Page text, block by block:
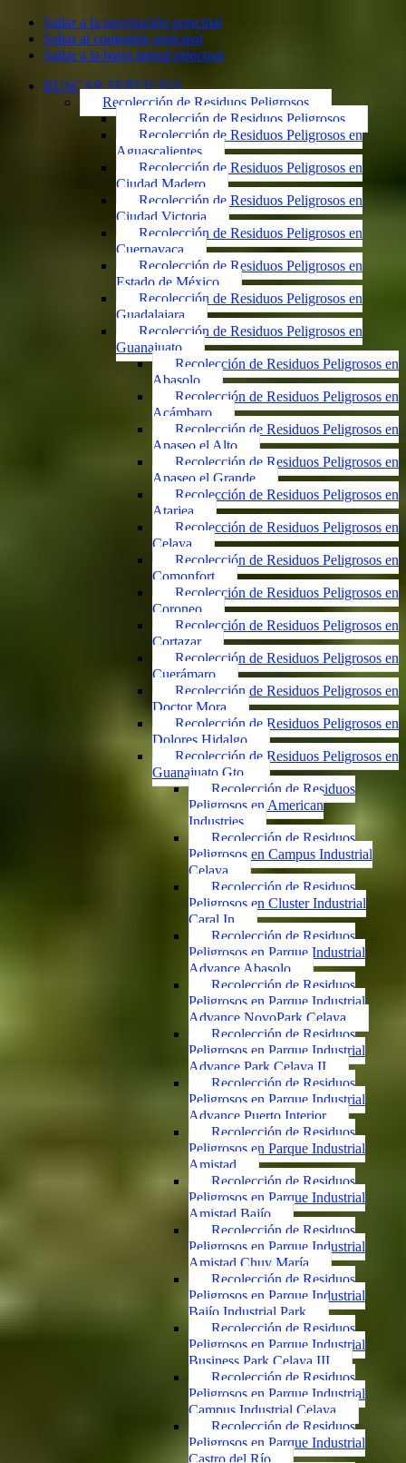
Saltar a la navegación principal
Saltar al contenido principal
Saltar a la barra lateral principal
BUSCAR SERVICIOS
Recolección de Residuos Peligrosos
Recolección de Residuos Peligrosos
Recolección de Residuos Peligrosos en
Aguascalientes
Recolección de Residuos Peligrosos en
Ciudad Madero
Recolección de Residuos Peligrosos en
Ciudad Victoria
Recolección de Residuos Peligrosos en
Cuernavaca
Recolección de Residuos Peligrosos en
Estado de México
Recolección de Residuos Peligrosos en
Guadalajara
Recolección de Residuos Peligrosos en
Guanajuato
Recolección de Residuos Peligrosos en
Abasolo
Recolección de Residuos Peligrosos en
Acámbaro
Recolección de Residuos Peligrosos en
Apaseo el Alto
Recolección de Residuos Peligrosos en
Apaseo el Grande
Recolección de Residuos Peligrosos en
Atarjea
Recolección de Residuos Peligrosos en
Celaya
Recolección de Residuos Peligrosos en
Comonfort
Recolección de Residuos Peligrosos en
Coroneo
Recolección de Residuos Peligrosos en
Cortazar
Recolección de Residuos Peligrosos en
Cuerámaro
Recolección de Residuos Peligrosos en
Doctor Mora
Recolección de Residuos Peligrosos en
Dolores Hidalgo
Recolección de Residuos Peligrosos en
Guanajuato Gto.
Recolección de Residuos
Peligrosos en American
Industries
Recolección de Residuos
Peligrosos en Campus Industrial
Celaya
Recolección de Residuos
Peligrosos en Cluster Industrial
Caral In
Recolección de Residuos
Peligrosos en Parque Industrial
Advance Abasolo
Recolección de Residuos
Peligrosos en Parque Industrial
Advance NovoPark Celaya
Recolección de Residuos
Peligrosos en Parque Industrial
Advance Park Celaya II
Recolección de Residuos
Peligrosos en Parque Industrial
Advance Puerto Interior
Recolección de Residuos
Peligrosos en Parque Industrial
Amistad
Recolección de Residuos
Peligrosos en Parque Industrial
Amistad Bajío
Recolección de Residuos
Peligrosos en Parque Industrial
Amistad Chuy María
Recolección de Residuos
Peligrosos en Parque Industrial
Bajío Industrial Park
Recolección de Residuos
Peligrosos en Parque Industrial
Business Park Celaya III
Recolección de Residuos
Peligrosos en Parque Industrial
Campus Industrial Celaya
Recolección de Residuos
Peligrosos en Parque Industrial
Castro del Río